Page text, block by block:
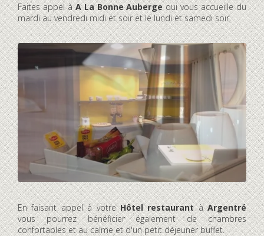
Faites appel àA La Bonne Aubergequi vous accueille du
mardi au vendredi midi et soir et le lundi et samedi soir.
En faisant appel à votreHôtel restaurantàArgentré
vous pourrez bénéficier également de chambres
confortables et au calme et d'un petit déjeuner buffet.